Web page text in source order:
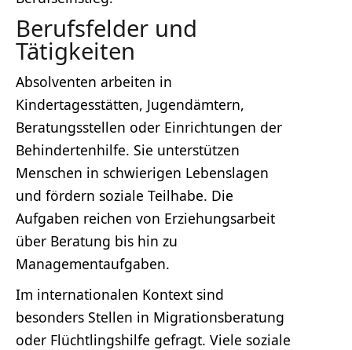
Berufsfelder und
Tätigkeiten
Absolventen arbeiten in
Kindertagesstätten, Jugendämtern,
Beratungsstellen oder Einrichtungen der
Behindertenhilfe. Sie unterstützen
Menschen in schwierigen Lebenslagen
und fördern soziale Teilhabe. Die
Aufgaben reichen von Erziehungsarbeit
über Beratung bis hin zu
Managementaufgaben.
Im internationalen Kontext sind
besonders Stellen in Migrationsberatung
oder Flüchtlingshilfe gefragt. Viele soziale